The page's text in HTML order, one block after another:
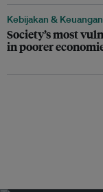
Kebijakan & Keuangan
Society’s most
in poorer